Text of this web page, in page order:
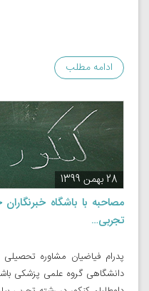
ادامه مطلب
28 بهمن 1399
مصاحبه با باشگاه
تجربی…
پدرام فیاضیان مشاوره
دانشگاهی گروه علمی پزشکی